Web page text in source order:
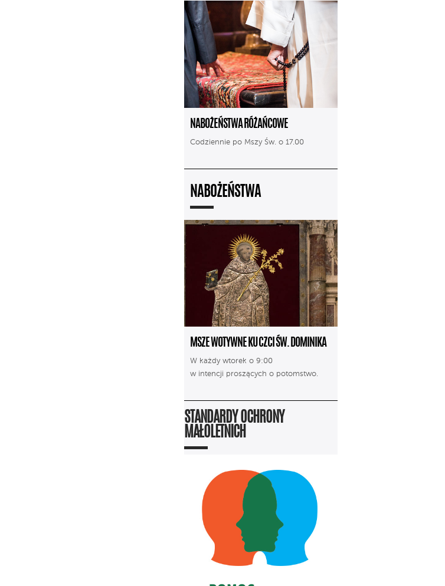
NABOŻEŃSTWA RÓŻAŃCOWE
Codziennie po Mszy Św. o 17.00
NABOŻEŃSTWA
MSZE WOTYWNE KU CZCI ŚW. DOMINIKA
W każdy wtorek o 9:00
w intencji proszących o potomstwo.
STANDARDY OCHRONY
MAŁOLETNICH